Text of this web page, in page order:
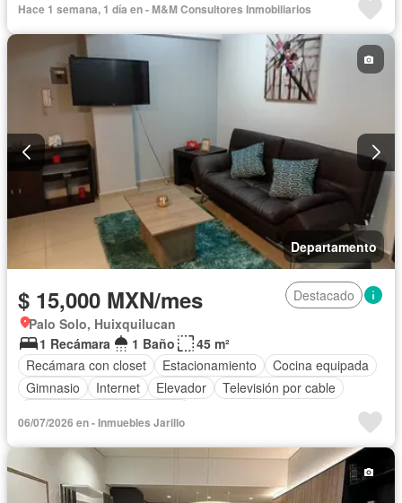
Hace 1 semana, 1 día en - M&M Consultores Inmobiliarios
Departamento
$ 15,000 MXN/mes
Destacado
Palo Solo, Huixquilucan
1 Recámara
1 Baño
45 m²
Recámara con closet
Estacionamiento
Cocina equipada
Gimnasio
Internet Elevador
Televisión por cable
06/07/2026 en - Inmuebles Jarillo